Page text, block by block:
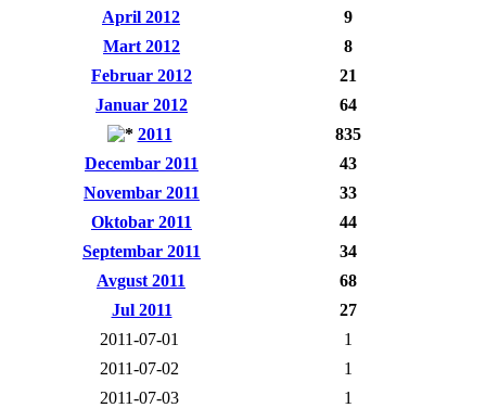
April 2012
9
Mart 2012
8
Februar 2012
21
Januar 2012
64
2011
835
Decembar 2011
43
Novembar 2011
33
Oktobar 2011
44
Septembar 2011
34
Avgust 2011
68
Jul 2011
27
2011-07-01
1
2011-07-02
1
2011-07-03
1